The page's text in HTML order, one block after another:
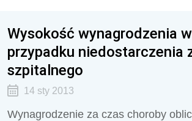
Wysokość wynagrodzenia w
przypadku niedostarczenia
szpitalnego
14 sty 2013
Wynagrodzenie za czas choroby